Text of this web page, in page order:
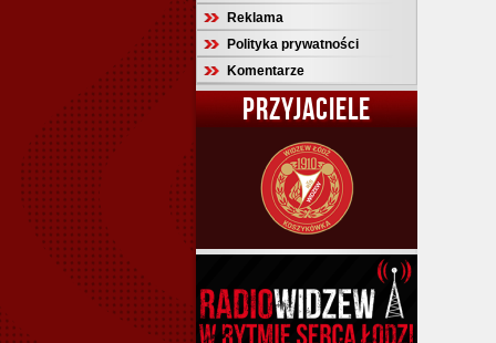
Reklama
Polityka prywatności
Komentarze
PRZYJACIELE